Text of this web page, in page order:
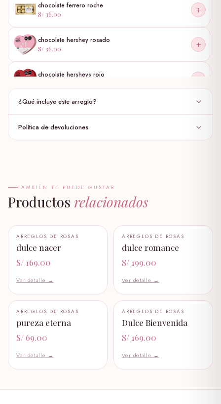
chocolate ferrero roche
S/ 36.00
chocolate hershey rosado
S/ 36.00
chocolate hersheys rojo
S/ 139.00
garfiel bebe
oso panda
S/ 89.99
peluche dulce amor
S/ 199.00
¿Qué incluye este arreglo?
✦ 10 rosas amarillas
fino follaje de gardenia o rusco
Política de devoluciones
TAMBIÉN TE PUEDE GUSTAR
Productos relacionados
+ AÑADIR AL CARRITO
ARREGLOS DE ROSAS
dulce nacer
S/ 169.00
Ver detalle →
+ AÑADIR AL CARRITO
ARREGLOS DE ROSAS
dulce romance
S/ 199.00
Ver detalle →
+ AÑADIR AL CARRITO
ARREGLOS DE ROSAS
pureza eterna
S/ 69.00
Ver detalle →
+ AÑADIR AL CARRITO
ARREGLOS DE ROSAS
Dulce Bienvenida
S/ 169.00
Ver detalle →